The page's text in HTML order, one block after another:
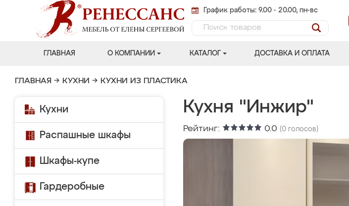
График работы: 9.00 - 20.00, пн-вс
ГЛАВНАЯ О КОМПАНИИ КАТАЛОГ ДОСТАВКА И ОПЛАТА
ГЛАВНАЯ → КУХНИ → КУХНИ ИЗ ПЛАСТИКА
Кухни
Распашные шкафы
Шкафы-купе
Гардеробные
Кухня "Инжир"
Рейтинг: 0.0 (0 голосов)